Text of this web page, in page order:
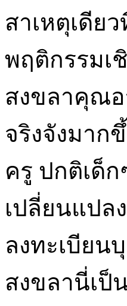
สาเหตุเดีย
พฤติกรรมเ
สงขลาคุณ
จริงจังมาก
ครู ปกติเด็ก
เปลี่ยนแปล
ลงทะเบียน
สงขลานี่เป็